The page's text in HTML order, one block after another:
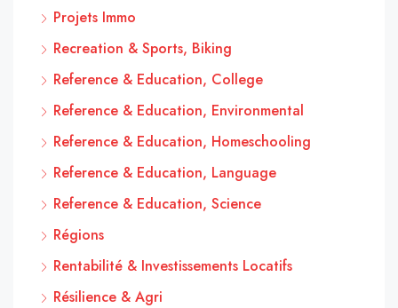
Projets Immo
Recreation & Sports, Biking
Reference & Education, College
Reference & Education, Environmental
Reference & Education, Homeschooling
Reference & Education, Language
Reference & Education, Science
Régions
Rentabilité & Investissements Locatifs
Résilience & Agri